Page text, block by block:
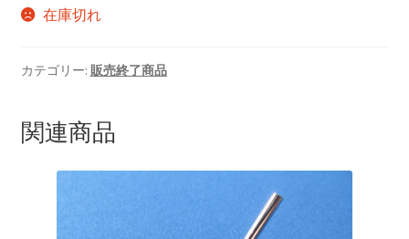
在庫切れ
カテゴリー: 販売終了商品
関連商品